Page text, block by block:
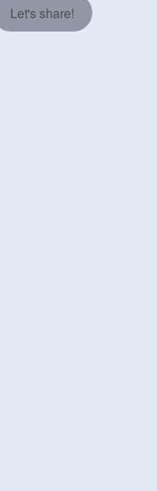
Let's share!